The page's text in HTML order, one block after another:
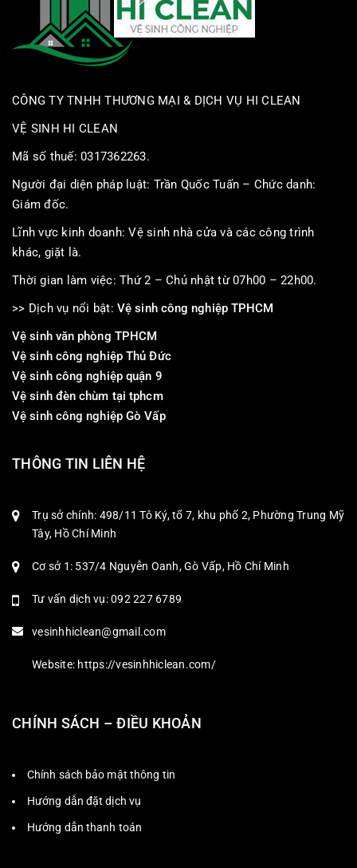
CÔNG TY TNHH THƯƠNG MẠI & DỊCH VỤ HI CLEAN
VỆ SINH HI CLEAN
Mã số thuế: 0317362263.
Người đại diện pháp luật: Trần Quốc Tuấn – Chức danh:
Giám đốc.
Lĩnh vực kinh doanh: Vệ sinh nhà cửa và các công trình
khác, giặt là.
Thời gian làm việc: Thứ 2 – Chủ nhật từ 07h00 – 22h00.
>> Dịch vụ nổi bật: Vệ sinh công nghiệp TPHCM
Vệ sinh văn phòng TPHCM
Vệ sinh công nghiệp Thủ Đức
Vệ sinh công nghiệp quận 9
Vệ sinh đèn chùm tại tphcm
Vệ sinh công nghiệp Gò Vấp
THÔNG TIN LIÊN HỆ
Trụ sở chính: 498/11 Tô Ký, tổ 7, khu phố 2, Phường Trung Mỹ
Tây, Hồ Chí Minh
Cơ sở 1: 537/4 Nguyễn Oanh, Gò Vấp, Hồ Chí Minh
Tư vấn dịch vụ: 092 227 6789
vesinhhiclean@gmail.com
Website: https://vesinhhiclean.com/
CHÍNH SÁCH – ĐIỀU KHOẢN
Chính sách bảo mật thông tin
Hướng dẫn đặt dịch vụ
Hướng dẫn thanh toán